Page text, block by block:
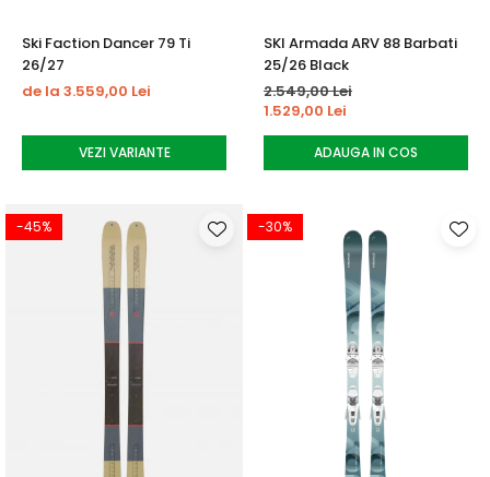
Ski Faction Dancer 79 Ti
26/27
de la 3.559,00 Lei
VEZI VARIANTE
SKI Armada ARV 88 Barbati
25/26 Black
2.549,00 Lei
1.529,00 Lei
ADAUGA IN COS
-45% -30%